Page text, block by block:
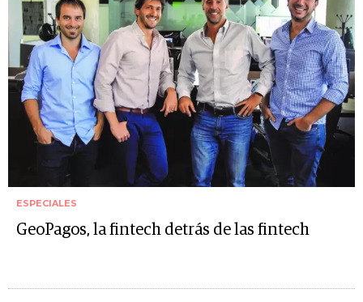
ESPECIALES
GeoPagos, la fintech detrás de las fintech